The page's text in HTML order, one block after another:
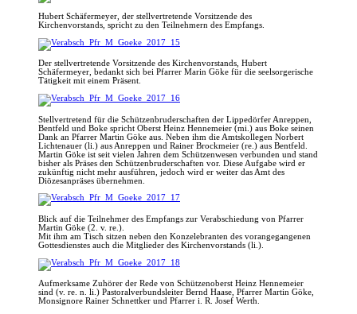
Hubert Schäfermeyer, der stellvertretende Vorsitzende des
Kirchenvorstands, spricht zu den Teilnehmern des Empfangs.
Der stellvertretende Vorsitzende des Kirchenvorstands, Hubert
Schäfermeyer, bedankt sich bei Pfarrer Marin Göke für die seelsorgerische
Tätigkeit mit einem Präsent.
Stellvertretend für die Schützenbruderschaften der Lippedörfer Anreppen,
Bentfeld und Boke spricht Oberst Heinz Hennemeier (mi.) aus Boke seinen
Dank an Pfarrer Martin Göke aus. Neben ihm die Amtskollegen Norbert
Lichtenauer (li.) aus Anreppen und Rainer Brockmeier (re.) aus Bentfeld.
Martin Göke ist seit vielen Jahren dem Schützenwesen verbunden und stand
bisher als Präses den Schützenbruderschaften vor. Diese Aufgabe wird er
zukünftig nicht mehr ausführen, jedoch wird er weiter das Amt des
Diözesanpräses übernehmen.
Blick auf die Teilnehmer des Empfangs zur Verabschiedung von Pfarrer
Martin Göke (2. v. re.).
Mit ihm am Tisch sitzen neben den Konzelebranten des vorangegangenen
Gottesdienstes auch die Mitglieder des Kirchenvorstands (li.).
Aufmerksame Zuhörer der Rede von Schützenoberst Heinz Hennemeier
sind (v. re. n. li.) Pastoralverbundsleiter Bernd Haase, Pfarrer Martin Göke,
Monsignore Rainer Schnettker und Pfarrer i. R. Josef Werth.